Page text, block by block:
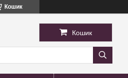
Кошик
Кошик